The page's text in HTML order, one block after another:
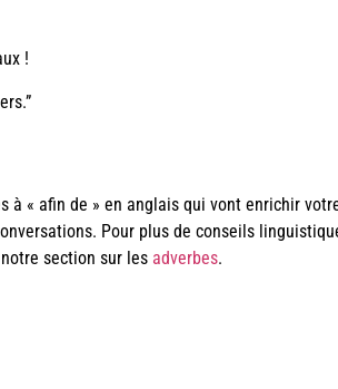
!
« afin de » en anglais qui vont enrichir
Pour plus de conseils
section sur les adverbes.